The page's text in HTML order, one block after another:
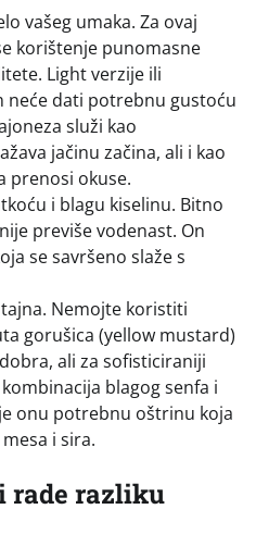
vašeg umaka. Za ovaj
korištenje punomasne
Light verzije ili
neće dati potrebnu gustoću
služi kao
jačinu začina, ali i kao
prenosi okuse.
i blagu kiselinu. Bitno
previše vodenast. On
se savršeno slaže s
Nemojte koristiti
gorušica (yellow mustard)
ali za sofisticiraniji
blagog senfa i
onu potrebnu oštrinu koja
i sira.
rade razliku